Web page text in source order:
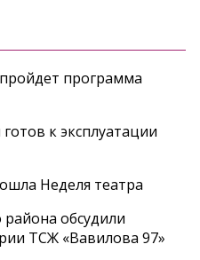
программа
к эксплуатации
Неделя театра
обсудили
ТСЖ «Вавилова 97»